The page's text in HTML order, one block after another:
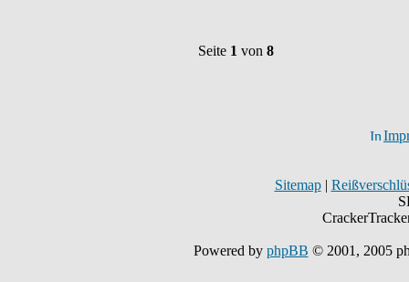
Seite 1 von 8
Sitemap|
Powered by phpBB © 2001, 2005